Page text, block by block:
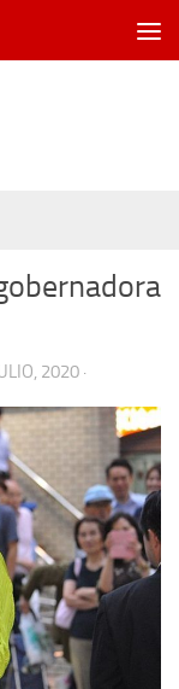
2020 ·